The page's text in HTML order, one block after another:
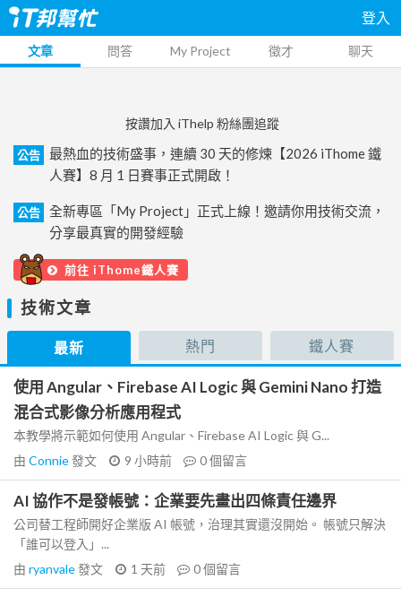
登入
文章 問答 My Project 徵才 聊天
按讚加入 iThelp 粉絲團追蹤
公告
最熱血的技術盛事，連續 30 天的修煉【2026 iThome 鐵
人賽】8 月 1 日賽事正式開啟！
公告
全新專區「My Project」正式上線！邀請你用技術交流，
分享最真實的開發經驗
前往 iThome鐵人賽
技術文章
最新 熱門 鐵人賽
使用 Angular、Firebase AI Logic 與 Gemini Nano 打造
混合式影像分析應用程式
本教學將示範如何使用 Angular、Firebase AI Logic 與 G...
由 Connie發文 9 小時前 0個留言
AI 協作不是發帳號：企業要先畫出四條責任邊界
公司替工程師開好企業版 AI 帳號，治理其實還沒開始。 帳號只解決
「誰可以登入」...
由 ryanvale發文 1 天前 0個留言